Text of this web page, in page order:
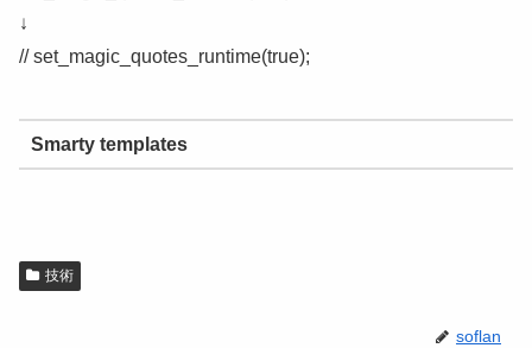
↓
// set_magic_quotes_runtime(true);
Smarty templates
技術
soflan